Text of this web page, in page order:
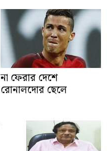
না ফেরার দেশে
রোনালদোর ছেলে